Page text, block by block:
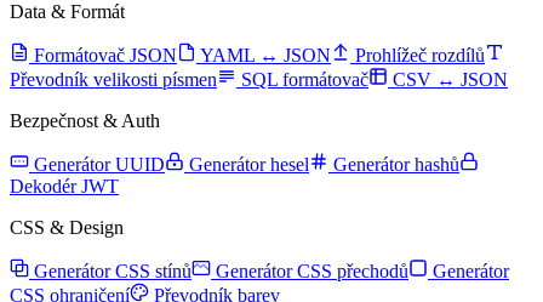
Data & Formát
Formátovač JSON YAML ↔ JSON
Prohlížeč rozdílů
Převodník velikosti písmen
SQL formátovač
CSV ↔ JSON
Bezpečnost & Auth
Generátor UUID Generátor hesel
Generátor hashů
Dekodér JWT
CSS & Design
Generátor CSS stínů Generátor CSS přechodů
Generátor
CSS ohraničení
Převodník barev